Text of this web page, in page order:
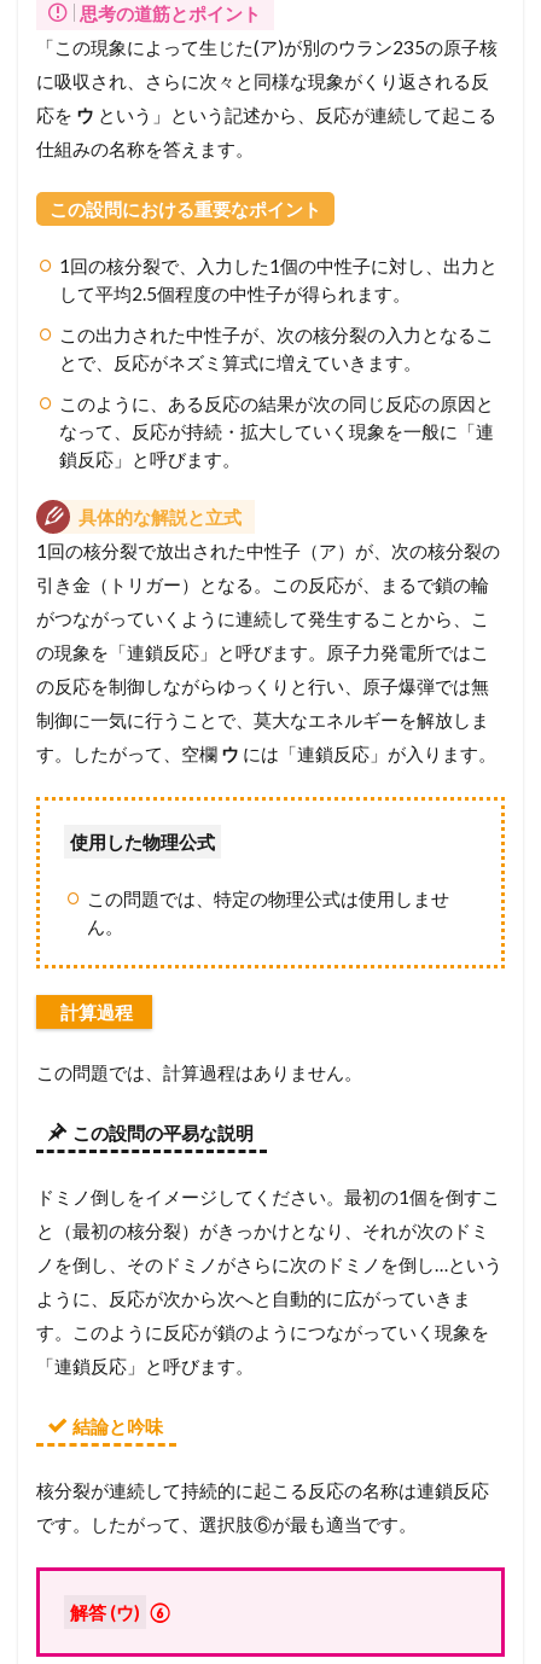
思考の道筋とポイント
「この現象によって生じた(ア)が別のウラン235の原子核
に吸収され、さらに次々と同様な現象がくり返される反
応を ウ という」という記述から、反応が連続して起こる
仕組みの名称を答えます。
この設問における重要なポイント
1回の核分裂で、入力した1個の中性子に対し、出力と
して平均2.5個程度の中性子が得られます。
この出力された中性子が、次の核分裂の入力となるこ
とで、反応がネズミ算式に増えていきます。
このように、ある反応の結果が次の同じ反応の原因と
なって、反応が持続・拡大していく現象を一般に「連
鎖反応」と呼びます。
具体的な解説と立式
1回の核分裂で放出された中性子（ア）が、次の核分裂の
引き金（トリガー）となる。この反応が、まるで鎖の輪
がつながっていくように連続して発生することから、こ
の現象を「連鎖反応」と呼びます。原子力発電所ではこ
の反応を制御しながらゆっくりと行い、原子爆弾では無
制御に一気に行うことで、莫大なエネルギーを解放しま
す。したがって、空欄 ウ には「連鎖反応」が入ります。
使用した物理公式
この問題では、特定の物理公式は使用しませ
ん。
計算過程
この問題では、計算過程はありません。
この設問の平易な説明
ドミノ倒しをイメージしてください。最初の1個を倒すこ
と（最初の核分裂）がきっかけとなり、それが次のドミ
ノを倒し、そのドミノがさらに次のドミノを倒し…という
ように、反応が次から次へと自動的に広がっていきま
す。このように反応が鎖のようにつながっていく現象を
「連鎖反応」と呼びます。
結論と吟味
核分裂が連続して持続的に起こる反応の名称は連鎖反応
です。したがって、選択肢⑥が最も適当です。
解答 (ウ) ⑥